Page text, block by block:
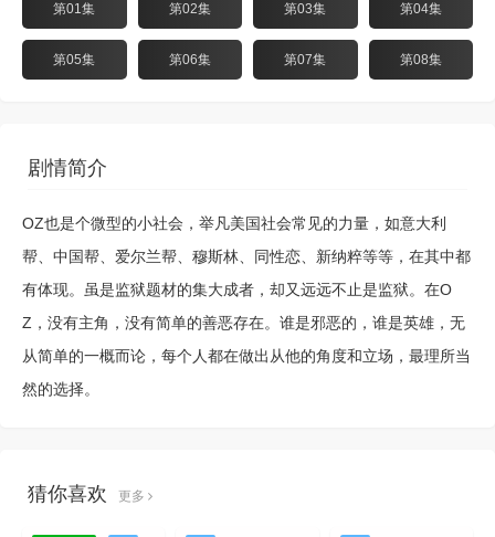
第01集 第02集 第03集 第04集
第05集 第06集 第07集 第08集
剧情简介
OZ也是个微型的小社会，举凡美国社会常见的力量，如意大利
帮、中国帮、爱尔兰帮、穆斯林、同性恋、新纳粹等等，在其中都
有体现。虽是监狱题材的集大成者，却又远远不止是监狱。在O
Z，没有主角，没有简单的善恶存在。谁是邪恶的，谁是英雄，无
从简单的一概而论，每个人都在做出从他的角度和立场，最理所当
然的选择。
猜你喜欢 更多